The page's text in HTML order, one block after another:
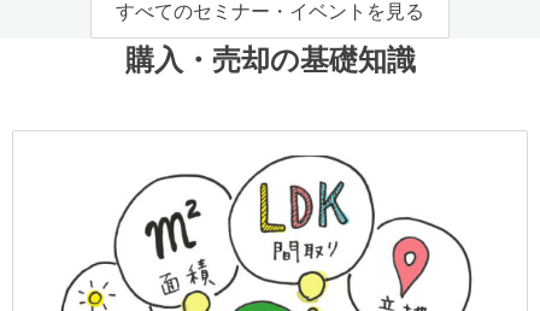
すべてのセミナー・イベントを見る
購入・売却の基礎知識